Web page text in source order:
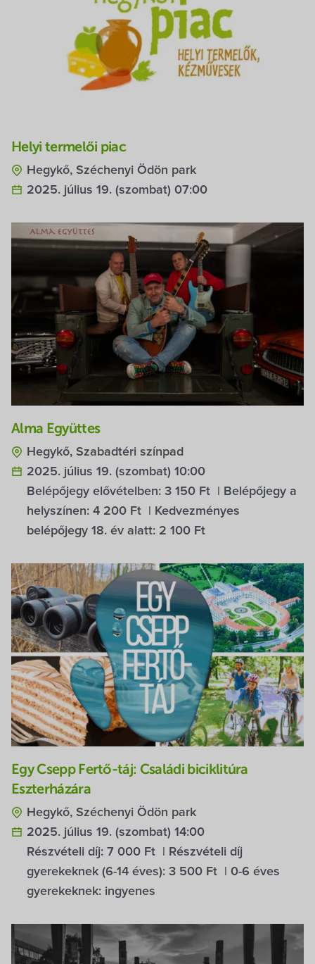
Helyi termelői piac
Hegykő, Széchenyi Ödön park
2025. július 19. (szombat) 07:00
Alma Együttes
Hegykő, Szabadtéri színpad
2025. július 19. (szombat) 10:00
Belépőjegy elővételben: 3 150 Ft | Belépőjegy a
helyszínen: 4 200 Ft | Kedvezményes
belépőjegy 18. év alatt: 2 100 Ft
Egy Csepp Fertő-táj: Családi biciklitúra
Eszterházára
Hegykő, Széchenyi Ödön park
2025. július 19. (szombat) 14:00
Részvételi díj: 7 000 Ft | Részvételi díj
gyerekeknek (6-14 éves): 3 500 Ft | 0-6 éves
gyerekeknek: ingyenes